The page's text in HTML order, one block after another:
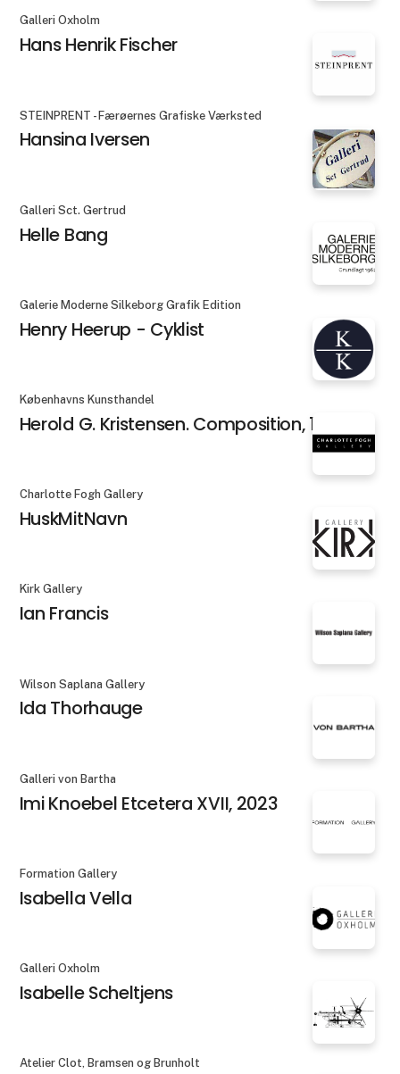
Galleri Oxholm
Hans Henrik Fischer
STEINPRENT - Færøernes Grafiske Værksted
Hansina Iversen
Galleri Sct. Gertrud
Helle Bang
Galerie Moderne Silkeborg Grafik Edition
Henry Heerup - Cyklist
Københavns Kunsthandel
Herold G. Kristensen. Composition, 1984
Charlotte Fogh Gallery
HuskMitNavn
Kirk Gallery
Ian Francis
Wilson Saplana Gallery
Ida Thorhauge
Galleri von Bartha
Imi Knoebel Etcetera XVII, 2023
Formation Gallery
Isabella Vella
Galleri Oxholm
Isabelle Scheltjens
Atelier Clot, Bramsen og Brunholt